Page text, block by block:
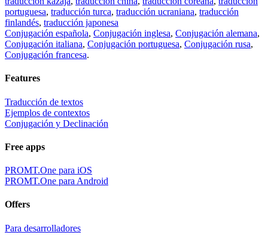
portuguesa, traducción turca, traducción ucraniana, traducción
finlandés, traducción japonesa
Conjugación española, Conjugación inglesa, Conjugación alemana,
Conjugación italiana, Conjugación portuguesa, Conjugación rusa,
Conjugación francesa.
Features
Traducción de textos
Ejemplos de contextos
Conjugación y Declinación
Free apps
PROMT.One para iOS
PROMT.One para Android
Offers
Para desarrolladores